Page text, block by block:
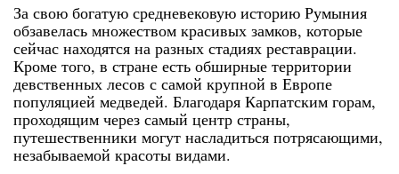
За свою богатую средневековую историю Румыния
обзавелась множеством красивых замков, которые
сейчас находятся на разных стадиях реставрации.
Кроме того, в стране есть обширные территории
девственных лесов с самой крупной в Европе
популяцией медведей. Благодаря Карпатским горам,
проходящим через самый центр страны,
путешественники могут насладиться потрясающими,
незабываемой красоты видами.